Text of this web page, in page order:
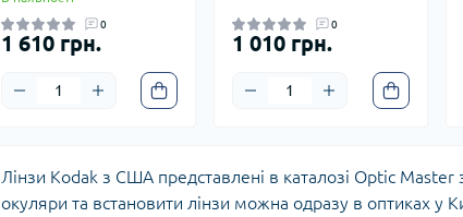
0
1 610 грн.
0
1 010 грн.
Лінзи Kodak з США представлені в каталозі Optic Master
окуляри та встановити лінзи можна одразу в оптиках у